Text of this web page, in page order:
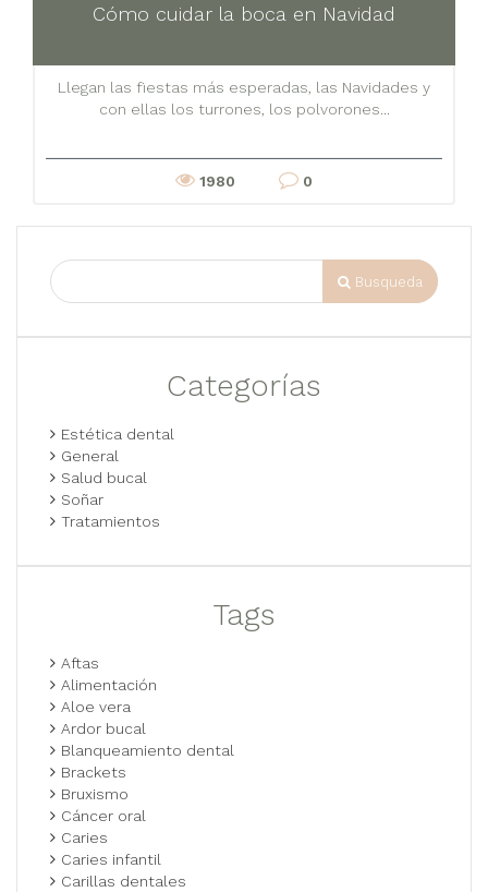
Cómo cuidar la boca en Navidad
Llegan las fiestas más esperadas, las Navidades y
con ellas los turrones, los polvorones...
1980 0
Busqueda
Categorías
Estética dental
General
Salud bucal
Soñar
Tratamientos
Tags
Aftas
Alimentación
Aloe vera
Ardor bucal
Blanqueamiento dental
Brackets
Bruxismo
Cáncer oral
Caries
Caries infantil
Carillas dentales